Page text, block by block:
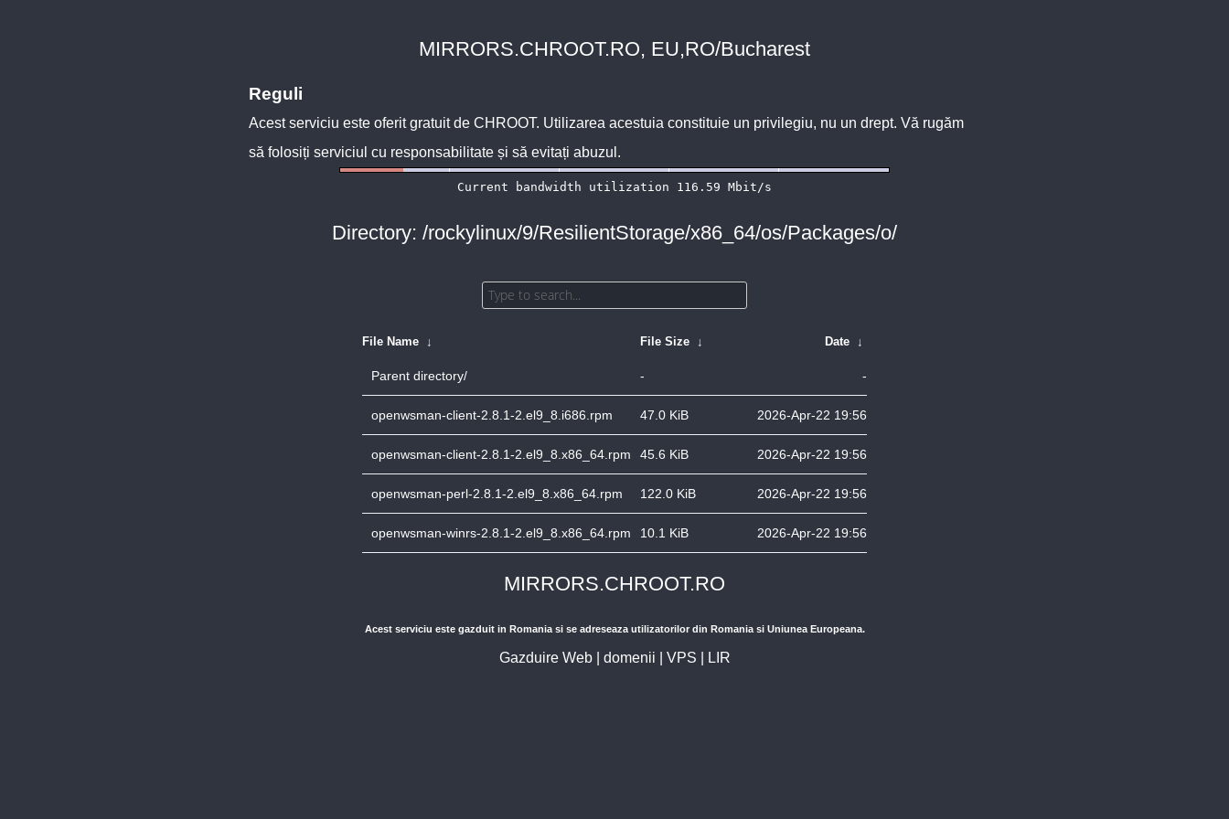
MIRRORS.CHROOT.RO, EU,RO/Bucharest
Reguli
Acest serviciu este oferit gratuit de CHROOT. Utilizarea acestuia constituie un privilegiu, nu un drept. Vă rugăm
să folosiți serviciul cu responsabilitate și să evitați abuzul.
Directory: /rockylinux/9/ResilientStorage/x86_64/os/Packages/o/
File Name ↓ File Size ↓ Date ↓
Parent directory/ - -
openwsman-client-2.8.1-2.el9_8.i686.rpm 47.0 KiB 2026-Apr-22 19:56
openwsman-client-2.8.1-2.el9_8.x86_64.rpm 45.6 KiB 2026-Apr-22 19:56
openwsman-perl-2.8.1-2.el9_8.x86_64.rpm 122.0 KiB 2026-Apr-22 19:56
openwsman-winrs-2.8.1-2.el9_8.x86_64.rpm 10.1 KiB 2026-Apr-22 19:56
MIRRORS.CHROOT.RO
Acest serviciu este gazduit in Romania si se adreseaza utilizatorilor din Romania si Uniunea Europeana.
Gazduire Web| domenii VPS LIR